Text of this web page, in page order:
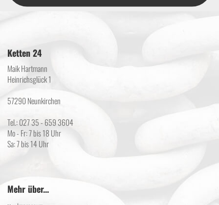
Ketten 24
Maik Hartmann
Heinrichsglück 1
57290 Neunkirchen
Tel.: 027 35 - 659 3604
Mo - Fr: 7 bis 18 Uhr
Sa: 7 bis 14 Uhr
Mehr über...